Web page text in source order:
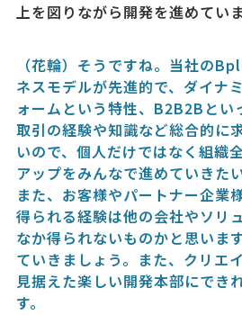
上を図りながら開発を進めていま
（花輪）そうですね。当社の
ネスモデルが先進的で、ダイナ
ォームという特性、B2B2Bとい
取引の経験や知識など総合的に
いので、個人だけではなく組織
アップをみんなで進めていきた
また、お客様やパートナー企業
得られる経験は他の会社やソリ
なか得られないものかと思いま
ていきましょう。また、クリエ
見据えた楽しい開発本部にでき
す。